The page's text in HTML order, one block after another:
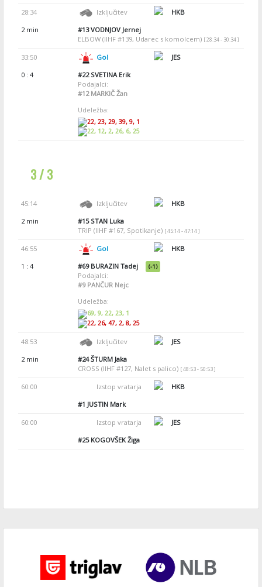
28:34 Izključitev
HKB
2 min
#13VODNJOV Jernej
ELBOW (IIHF #139, Udarec s komolcem) [ 28:34 - 30:34 ]
33:50 Gol
JES
0 : 4
#22SVETINA Erik
Podajalci:
#12MARKIČ Žan
Udeležba:
22, 23, 29, 39, 9, 1
22, 12, 2, 26, 6, 25
3 / 3
45:14 Izključitev
HKB
2 min
#15STAN Luka
TRIP (IIHF #167, Spotikanje) [ 45:14 - 47:14 ]
46:55 Gol
HKB
1 : 4
#69BURAZIN Tadej (-1)
Podajalci:
#9PANČUR Nejc
Udeležba:
69, 9, 22, 23, 1
22, 26, 47, 2, 8, 25
48:53 Izključitev
JES
2 min
#24ŠTURM Jaka
CROSS (IIHF #127, Nalet s palico) [ 48:53 - 50:53 ]
60:00 Izstop vratarja
HKB
#1 JUSTIN Mark
60:00 Izstop vratarja
JES
#25KOGOVŠEK Žiga